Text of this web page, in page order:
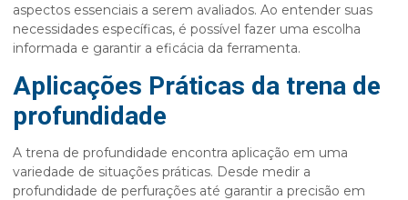
aspectos essenciais a serem avaliados. Ao entender suas
necessidades específicas, é possível fazer uma escolha
informada e garantir a eficácia da ferramenta.
Aplicações Práticas da trena de
profundidade
A trena de profundidade encontra aplicação em uma
variedade de situações práticas. Desde medir a
profundidade de perfurações até garantir a precisão em